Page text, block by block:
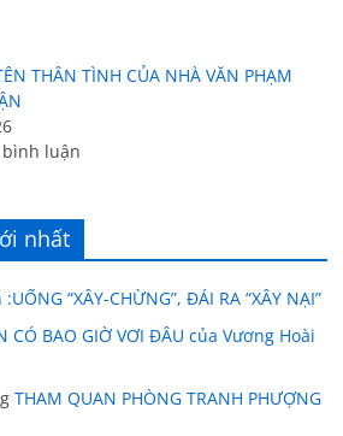
THÂN TÌNH CỦA NHÀ VĂN PHẠM
bình luận
nhất
“XÂY-CHỪNG”, ĐÁI RA “XÂY NẠI”
CÓ BAO GIỜ VƠI ĐÂU của Vương Hoài
THAM QUAN PHÒNG TRANH PHƯỢNG